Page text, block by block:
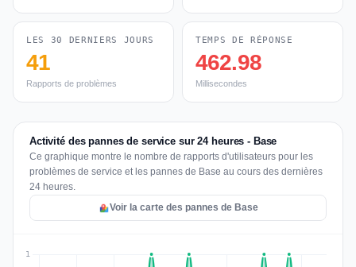
LES 30 DERNIERS JOURS
41
Rapports de problèmes
TEMPS DE RÉPONSE
462.98
Millisecondes
Activité des pannes de service sur 24 heures - Base
Ce graphique montre le nombre de rapports d'utilisateurs pour les
problèmes de service et les pannes de Base au cours des dernières
24 heures.
Voir la carte des pannes de Base